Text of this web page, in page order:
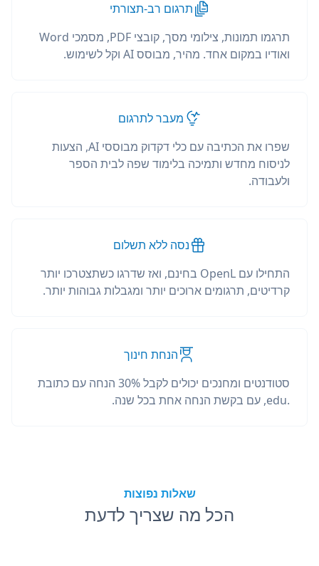
תרגום רב-תצורתי
תרגמו תמונות, צילומי מסך, קובצי PDF, מסמכי Word
ואודיו במקום אחד. מהיר, מבוסס AI וקל לשימוש.
מעבר לתרגום
שפרו את הכתיבה עם כלי דקדוק מבוססי AI, הצעות
לניסוח מחדש ותמיכה בלימוד שפה לבית הספר
ולעבודה.
נסה ללא תשלום
התחילו עם OpenL בחינם, ואז שדרגו כשתצטרכו יותר
קרדיטים, תרגומים ארוכים יותר ומגבלות גבוהות יותר.
הנחת חינוך
סטודנטים ומחנכים יכולים לקבל 30% הנחה עם כתובת
.edu, עם בקשת הנחה אחת בכל שנה.
שאלות נפוצות
הכל מה שצריך לדעת